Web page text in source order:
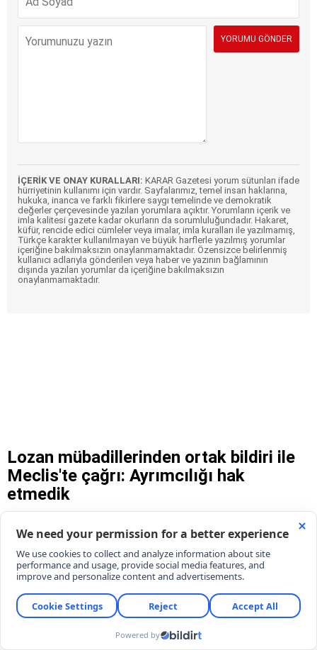
İÇERİK VE ONAY KURALLARI: KARAR Gazetesi yorum sütunları ifade
hürriyetinin kullanımı için vardır. Sayfalarımız, temel insan haklarına,
hukuka, inanca ve farklı fikirlere saygı temelinde ve demokratik
değerler çerçevesinde yazılan yorumlara açıktır. Yorumların içerik ve
imla kalitesi gazete kadar okurların da sorumluluğundadır. Hakaret,
küfür, rencide edici cümleler veya imalar, imla kuralları ile yazılmamış,
Türkçe karakter kullanılmayan ve büyük harflerle yazılmış yorumlar
içeriğine bakılmaksızın onaylanmamaktadır. Özensizce belirlenmiş
kullanıcı adlarıyla gönderilen veya haber ve yazının bağlamının
dışında yazılan yorumlar da içeriğine bakılmaksızın
onaylanmamaktadır.
Lozan mübadillerinden ortak bildiri ile
Meclis'te çağrı: Ayrımcılığı hak
etmedik